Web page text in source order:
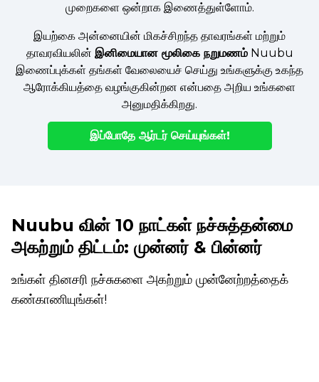
முறைகளை ஒன்றாக இணைத்துள்ளோம்.
இயற்கை அன்னையின் மிகச்சிறந்த தாவரங்கள் மற்றும்
தாவரவியலின் இனிமையான மூலிகை நறுமணம்Nuubu
இணைப்புக்கள் தங்கள் வேலையைச் செய்து உங்களுக்கு உகந்த
ஆரோக்கியத்தை வழங்குகின்றன என்பதை அறிய உங்களை
அனுமதிக்கிறது.
இப்போதே ஆர்டர் செய்யுங்கள்!
Nuubu வின் 10 நாட்கள் நச்சுத்தன்மை
அகற்றும் திட்டம்: முன்னர் & பின்னர்
உங்கள் தினசரி நச்சுகளை அகற்றும் முன்னேற்றத்தைக்
கண்காணியுங்கள்!